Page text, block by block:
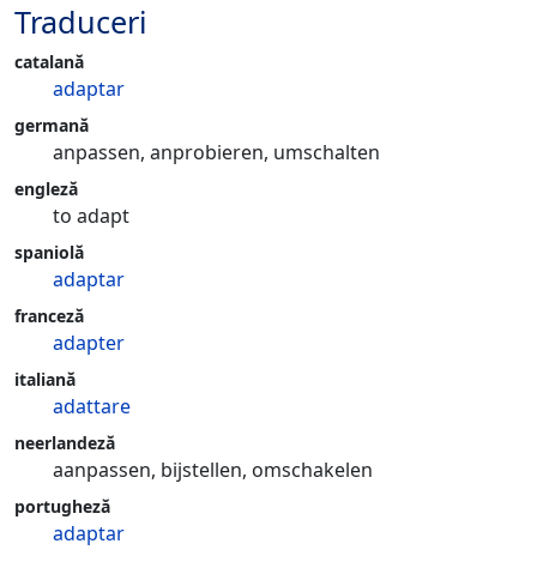
Traduceri
catalană
adaptar
germană
anpassen, anprobieren, umschalten
engleză
to adapt
spaniolă
adaptar
franceză
adapter
italiană
adattare
neerlandeză
aanpassen, bijstellen, omschakelen
portugheză
adaptar